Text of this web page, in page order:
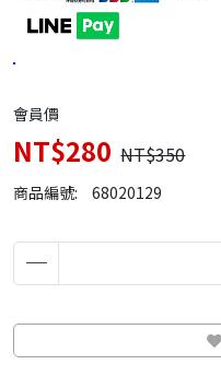
會員價
NT$280 NT$350
商品編號: 68020129